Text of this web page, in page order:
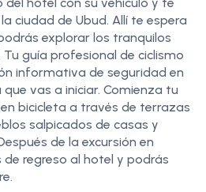
ciudad de Ubud. Allí te espera
explorar los tranquilos
guía profesional de ciclismo
informativa de seguridad en
vas a iniciar. Comienza tu
bicicleta a través de terrazas
salpicados de casas y
de la excursión en
regreso al hotel y podrás